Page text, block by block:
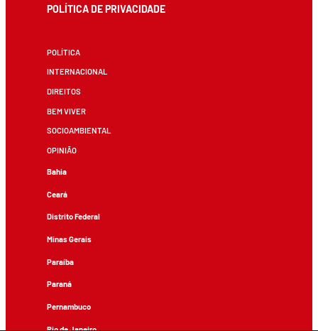
POLÍTICA DE PRIVACIDADE
POLÍTICA
INTERNACIONAL
DIREITOS
BEM VIVER
SOCIOAMBIENTAL
OPINIÃO
Bahia
Ceará
Distrito Federal
Minas Gerais
Paraíba
Paraná
Pernambuco